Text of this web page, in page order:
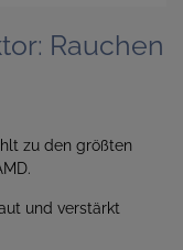
Rauchen
zu den größten
und verstärkt